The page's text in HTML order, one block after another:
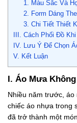
1. Màu Sắc Và
2. Form Dáng
3. Chi Tiết Thiết
III. Cách Phối Đồ
IV. Lưu Ý Để Chọn
V. Kết Luận
I. Áo Mưa
Nhiều năm trước,
chiếc áo nhựa trong
đã trở thành một